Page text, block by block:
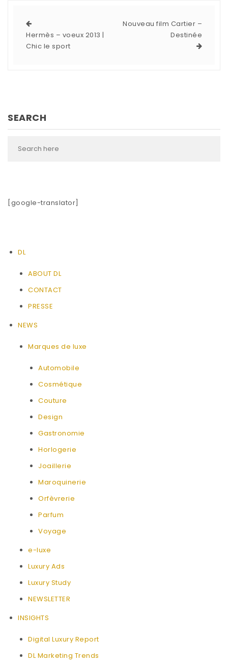
Hermès – voeux 2013 |
Chic le sport
Nouveau film Cartier –
Destinée
SEARCH
[google-translator]
DL
ABOUT DL
CONTACT
PRESSE
NEWS
Marques de luxe
Automobile
Cosmétique
Couture
Design
Gastronomie
Horlogerie
Joaillerie
Maroquinerie
Orfèvrerie
Parfum
Voyage
e-luxe
Luxury Ads
Luxury Study
NEWSLETTER
INSIGHTS
Digital Luxury Report
DL Marketing Trends